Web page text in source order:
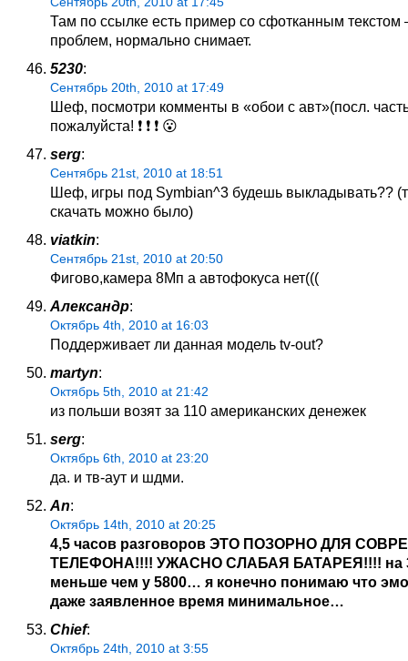
Там по ссылке есть пример со сфотканным
проблем, нормально снимает.
5230:
Сентябрь 20th, 2010 at 17:49
Шеф, посмотри комменты в «обои с авт»(посл.
пожалуйста! ❗ ❗ ❗ 😮
serg:
Сентябрь 21st, 2010 at 18:51
Шеф, игры под Symbian^3 будешь выкладывать??
скачать можно было)
viatkin:
Сентябрь 21st, 2010 at 20:50
Фигово,камера 8Мп а автофокуса нет(((
Александр:
Октябрь 4th, 2010 at 16:03
Поддерживает ли данная модель tv-out?
martyn:
Октябрь 5th, 2010 at 21:42
из польши возят за 110 американских денежек
serg:
Октябрь 6th, 2010 at 23:20
да. и тв-аут и шдми.
An:
Октябрь 14th, 2010 at 20:25
4,5 часов разговоров ЭТО ПОЗОРНО ДЛЯ
ТЕЛЕФОНА!!!! УЖАСНО СЛАБАЯ БАТАРЕЯ!!!! на
меньше чем у 5800… я конечно понимаю что
даже заявленное время минимальное…
Chief:
Октябрь 24th, 2010 at 3:55